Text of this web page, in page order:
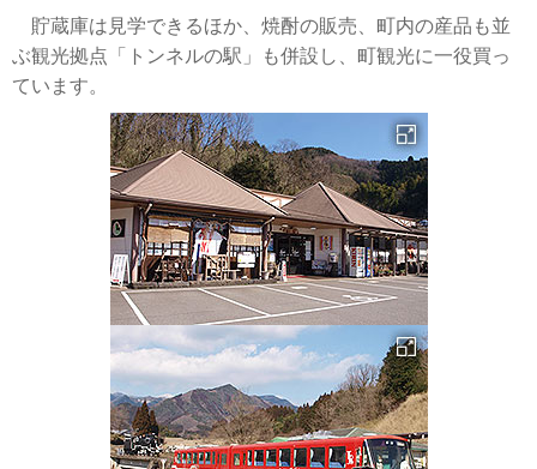
貯蔵庫は見学できるほか、焼酎の販売、町内の産品も並
ぶ観光拠点「トンネルの駅」も併設し、町観光に一役買っ
ています。